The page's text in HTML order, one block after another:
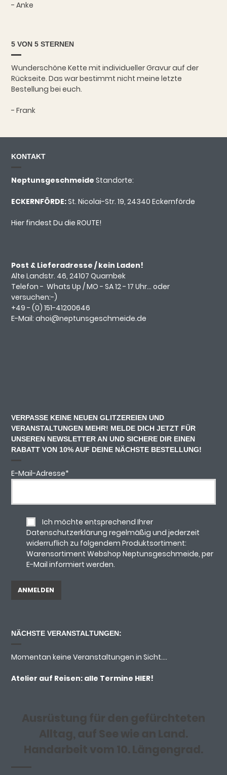
- Anke
5 VON 5 STERNEN
Wunderschöne Kette mit individueller Gravur auf der
Rückseite. Das war bestimmt nicht meine letzte
Bestellung bei euch.
- Frank
KONTAKT
NeptunsgeschmeideStandorte:
ECKERNFÖRDE:St. Nicolai-Str. 19, 24340 Eckernförde
Hier findest Du die ROUTE!
Post & Lieferadresse / kein Laden!
Alte Landstr. 46, 24107 Quarnbek
Telefon -Whats Up / MO - SA 12 - 17 Uhr... oder
versuchen:-)
+49 - (0)151-41200646
E-Mail:ahoi@neptunsgeschmeide.de
VERPASSE KEINE NEUEN GLITZEREIEN UND
VERANSTALTUNGEN MEHR! MELDE DICH JETZT FÜR
UNSEREN NEWSLETTER AN UND SICHERE DIR EINEN
RABATT VON 10% AUF DEINE NÄCHSTE BESTELLUNG!
E-Mail-Adresse*
Ich möchte entsprechend Ihrer
Datenschutzerklärung regelmäßig und jederzeit
widerruflich zu folgendem Produktsortiment:
Warensortiment Webshop Neptunsgeschmeide, per
E-Mail informiert werden.
NÄCHSTE VERANSTALTUNGEN:
Momentan keine Veranstaltungen in Sicht....
Atelier auf Reisen: alle Termine HIER!
Ausrüstung für den gefürchteten
Alltag, auf See wie an Land.
Handarbeit vom 10. Längengrad.